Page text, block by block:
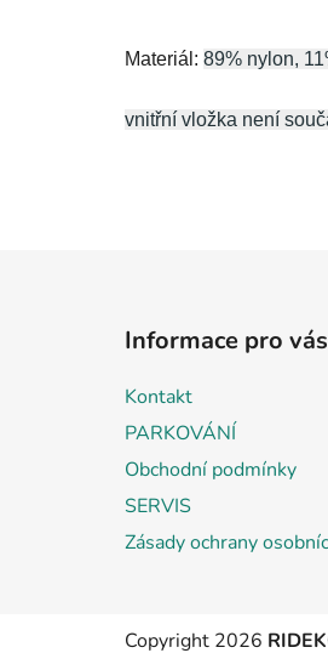
Materiál: 89% nylon,
vnitřní vložka není
Informace pro vás
Kontakt
PARKOVÁNÍ
Obchodní podmínky
SERVIS
Zásady ochrany
Copyright 2026